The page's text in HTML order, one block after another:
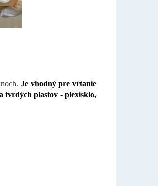
Je vhodný pre vŕtanie
tvrdých plastov - plexisklo,